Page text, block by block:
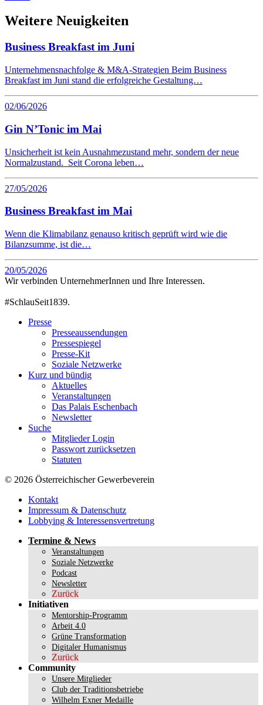
Weitere Neuigkeiten
Business Breakfast im Juni
Unternehmensnachfolge & M&A-Strategien Beim Business
Breakfast im Juni stand die erfolgreiche Gestaltung…
02/06/2026
Gin N’Tonic im Mai
Unsicherheit ist kein Ausnahmezustand mehr, sondern der neue
Normalzustand. Seit Corona leben…
27/05/2026
Business Breakfast im Mai
Wenn die Klimabilanz genauso kritisch geprüft wird wie die
Bilanzsumme, ist die…
20/05/2026
Wir verbinden UnternehmerInnen und Ihre Interessen.
#SchlauSeit1839.
Presse
Presseaussendungen
Pressespiegel
Presse-Kit
Soziale Netzwerke
Kurz und bündig
Aktuelles
Veranstaltungen
Das Palais Eschenbach
Newsletter
Suche
Mitglieder Login
Passwort zurücksetzen
Statuten
© 2026 Österreichischer Gewerbeverein
Kontakt
Impressum & Datenschutz
Lobbying & Interessensvertretung
Termine & News
Veranstaltungen
Soziale Netzwerke
Podcast
Newsletter
Zurück
Initiativen
Mentorship-Programm
Arbeit 4.0
Grüne Transformation
Digitaler Humanismus
Zurück
Community
Unsere Mitglieder
Club der Traditionsbetriebe
Wilhelm Exner Medaille